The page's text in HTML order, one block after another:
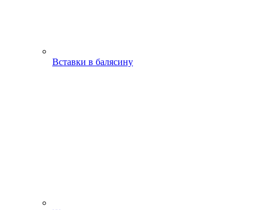
Вставки в балясину